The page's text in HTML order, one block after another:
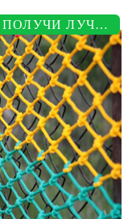
ПОКАЖИ СЧЕТ КОНКУРЕНТА - ПОЛУЧИ ЛУЧШУЮ ЦЕНУ